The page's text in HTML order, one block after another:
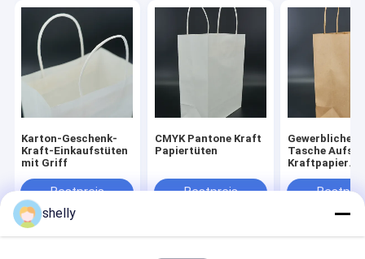
Karton-Geschenk-
Kraft-Einkaufstüten
mit Griff
Bestpreis
CMYK Pantone Kraft
Papiertüten
Bestpreis
Gewerbliche
Tasche
Kraftpapier
biologisch
shelly